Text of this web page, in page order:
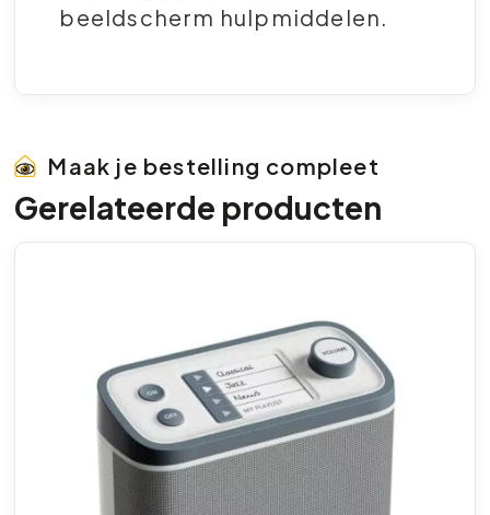
beeldscherm hulpmiddelen.
Maak je bestelling compleet
Gerelateerde producten